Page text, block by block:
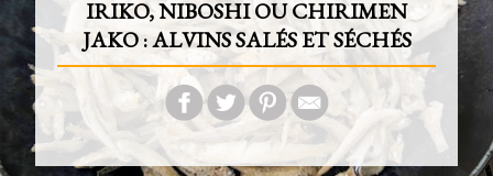
IRIKO, NIBOSHI OU CHIRIMEN
JAKO : ALVINS SALÉS ET SÉCHÉS